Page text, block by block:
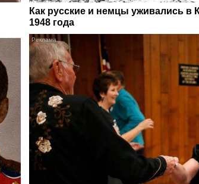
Как русские и немцы уживались в
1948 года